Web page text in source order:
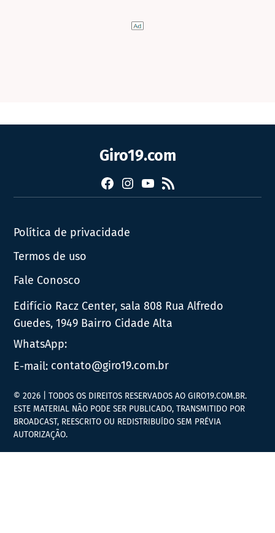
Giro19.com
FacebookInstagram
YouTube
RSS
Política de privacidade
Termos de uso
Fale Conosco
Edifício Racz Center, sala 808 Rua Alfredo
Guedes, 1949 Bairro Cidade Alta
WhatsApp:
E-mail: contato@giro19.com.br
© 2026 | TODOS OS DIREITOS RESERVADOS AO GIRO19.COM.BR.
ESTE MATERIAL NÃO PODE SER PUBLICADO, TRANSMITIDO POR
BROADCAST, REESCRITO OU REDISTRIBUÍDO SEM PRÉVIA
AUTORIZAÇÃO.